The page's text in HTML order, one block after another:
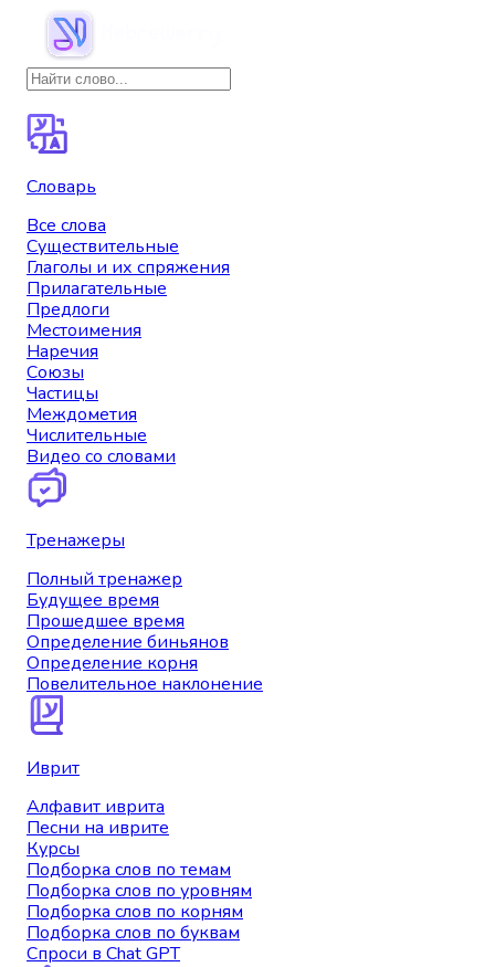
Словарь
Все слова
Существительные
Глаголы и их спряжения
Прилагательные
Предлоги
Местоимения
Наречия
Союзы
Частицы
Междометия
Числительные
Видео со словами
Тренажеры
Полный тренажер
Будущее время
Прошедшее время
Определение биньянов
Определение корня
Повелительное наклонение
Иврит
Алфавит иврита
Песни на иврите
Курсы
Подборка слов по темам
Подборка слов по уровням
Подборка слов по корням
Подборка слов по буквам
Спроси в Chat GPT